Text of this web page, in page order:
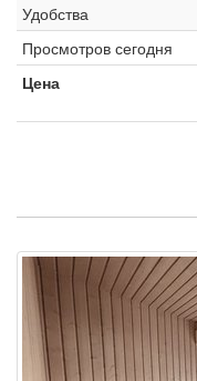
Удобства
Просмотров сегодня
Цена